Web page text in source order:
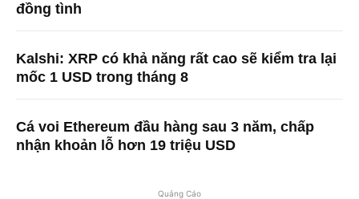
đồng tình
Kalshi: XRP có khả năng rất cao sẽ kiểm tra lại
mốc 1 USD trong tháng 8
Cá voi Ethereum đầu hàng sau 3 năm, chấp
nhận khoản lỗ hơn 19 triệu USD
Quảng Cáo